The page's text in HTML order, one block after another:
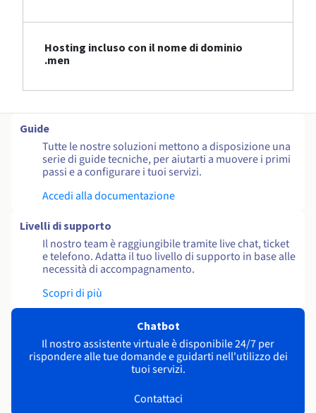
Hosting incluso con il nome di dominio
.men
Guide
Tutte le nostre soluzioni mettono a disposizione una
serie di guide tecniche, per aiutarti a muovere i primi
passi e a configurare i tuoi servizi.
Accedi alla documentazione
Livelli di supporto
Il nostro team è raggiungibile tramite live chat, ticket
e telefono. Adatta il tuo livello di supporto in base alle
necessità di accompagnamento.
Scopri di più
Chatbot
Il nostro assistente virtuale è disponibile 24/7 per
rispondere alle tue domande e guidarti nell'utilizzo dei
tuoi servizi.
Contattaci